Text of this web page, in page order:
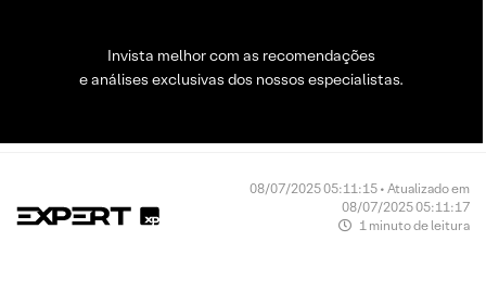
Invista melhor com as recomendações
e análises exclusivas dos nossos especialistas.
08/07/2025 05:11:15 • Atualizado em
08/07/2025 05:11:17
1 minuto de leitura